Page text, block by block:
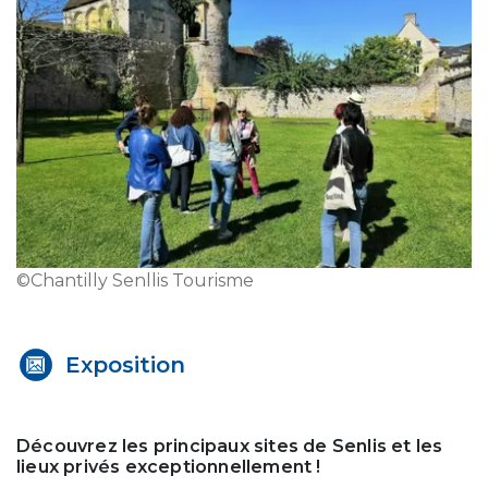
©Chantilly Senllis Tourisme
Exposition
Découvrez les principaux sites de Senlis et les
lieux privés exceptionnellement !